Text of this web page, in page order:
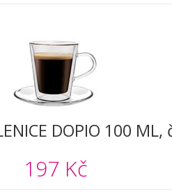
DOPIO 100 ML,
197 Kč